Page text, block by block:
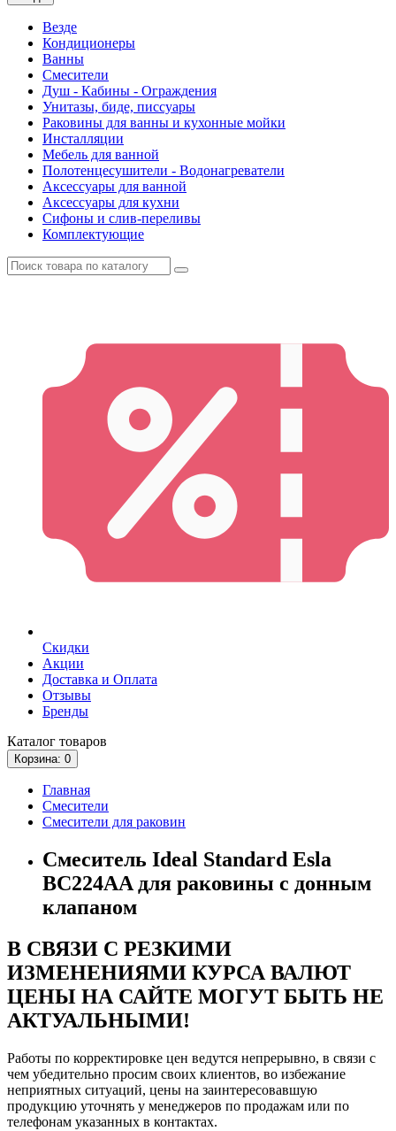
Везде
Кондиционеры
Ванны
Смесители
Душ - Кабины - Ограждения
Унитазы, биде, писсуары
Раковины для ванны и кухонные мойки
Инсталляции
Мебель для ванной
Полотенцесушители - Водонагреватели
Аксессуары для ванной
Аксессуары для кухни
Сифоны и слив-переливы
Комплектующие
Скидки
Акции
Доставка и Оплата
Отзывы
Бренды
Каталог товаров
Корзина: 0
Главная
Смесители
Смесители для раковин
Смеситель Ideal Standard Esla
BC224AA для раковины с донным
клапаном
В СВЯЗИ С РЕЗКИМИ
ИЗМЕНЕНИЯМИ КУРСА ВАЛЮТ
ЦЕНЫ НА САЙТЕ МОГУТ БЫТЬ НЕ
АКТУАЛЬНЫМИ!
Работы по корректировке цен ведутся непрерывно, в связи с
чем убедительно просим своих клиентов, во избежание
неприятных ситуаций, цены на заинтересовавшую
продукцию уточнять у менеджеров по продажам или по
телефонам указанных в контактах.